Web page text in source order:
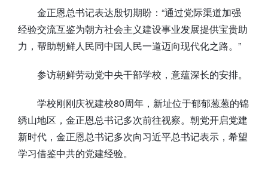
金正恩总书记表达殷切期盼：“通过党际渠道加强
经验交流互鉴为朝方社会主义建设事业发展提供宝贵助
力，帮助朝鲜人民同中国人民一道迈向现代化之路。”
参访朝鲜劳动党中央干部学校，意蕴深长的安排。
学校刚刚庆祝建校80周年，新址位于郁郁葱葱的锦
绣山地区，金正恩总书记多次前往视察。朝党开启党建
新时代，金正恩总书记多次向习近平总书记表示，希望
学习借鉴中共的党建经验。